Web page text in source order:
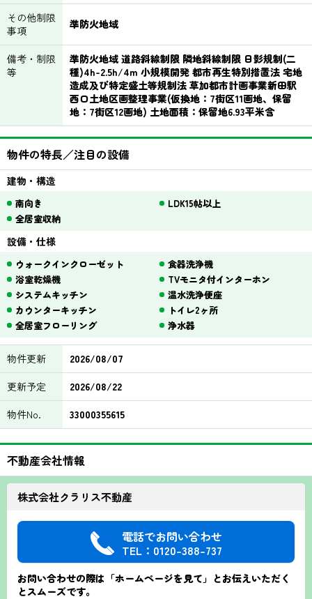
その他制限
事項
準防火地域
備考・制限
等
準防火地域 道路斜線制限 隣地斜線制限 日影規制(二
種)4h-2.5h/4m 小規模開発 都市再生特別措置法 宅地
造成及び特定盛土等規制法 草加都市計画事業新田駅
西口土地区画整理事業(仮換地：7街区11画地、保留
地：7街区12画地) 土地面積：保留地6.93平米含
物件の特長／注目の設備
建物・構造
南向き
LDK15帖以上
全居室収納
設備・仕様
ウォークインクローゼット
食器洗浄機
浴室乾燥機
TVモニタ付インターホン
システムキッチン
温水洗浄便座
カウンターキッチン
トイレ2ヶ所
全居室フローリング
浄水器
物件更新
2026/08/07
更新予定
2026/08/22
物件No.
33000355615
不動産会社情報
株式会社クラリス不動産
電話でお問い合わせ
TEL：0120-388-737
お問い合わせの際は「ホームページを見て」とお伝えいただく
とスムーズです。